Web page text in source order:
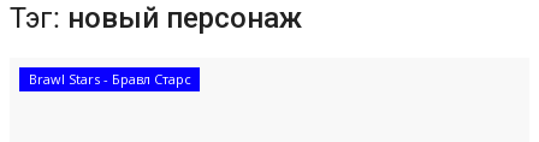
Тэг: новый персонаж
Brawl Stars - Бравл Старс